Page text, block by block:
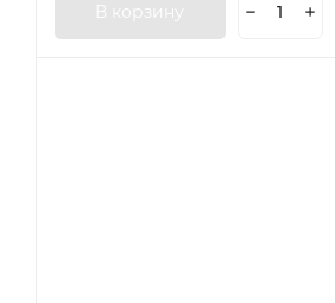
В корзину